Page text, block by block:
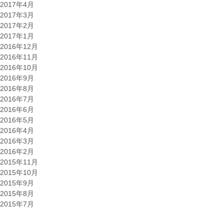
2017年4月
2017年3月
2017年2月
2017年1月
2016年12月
2016年11月
2016年10月
2016年9月
2016年8月
2016年7月
2016年6月
2016年5月
2016年4月
2016年3月
2016年2月
2015年11月
2015年10月
2015年9月
2015年8月
2015年7月